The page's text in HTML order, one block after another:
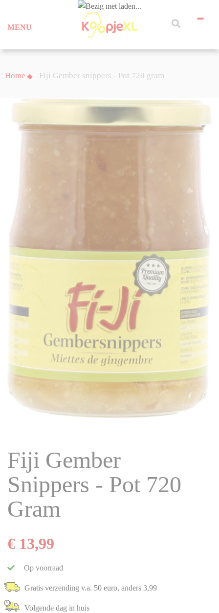
MENU
Home Fiji Gember snippers - Pot 720 gram
Fiji Gember
Snippers - Pot 720
Gram
€ 13,99
Op voorraad
Gratis verzending v.a. 50 euro, anders 3,99
Volgende dag in huis